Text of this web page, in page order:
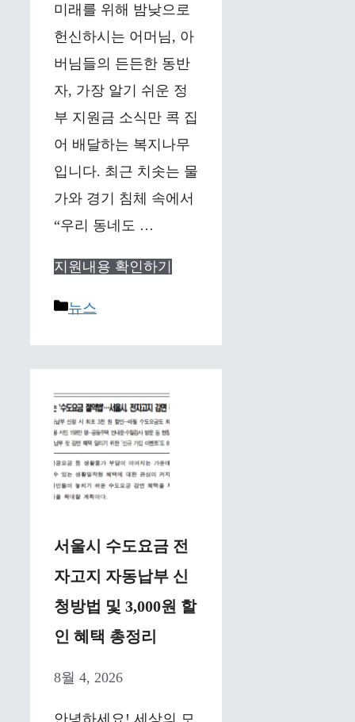
미래를 위해 밤낮으로
헌신하시는 어머님, 아
버님들의 든든한 동반
자, 가장 알기 쉬운 정
부 지원금 소식만 콕 집
어 배달하는 복지나무
입니다. 최근 치솟는 물
가와 경기 침체 속에서
“우리 동네도 …
지원내용 확인하기
Categories
뉴스
서울시 수도요금 전
자고지 자동납부 신
청방법 및 3,000원 할
인 혜택 총정리
8월 4, 2026